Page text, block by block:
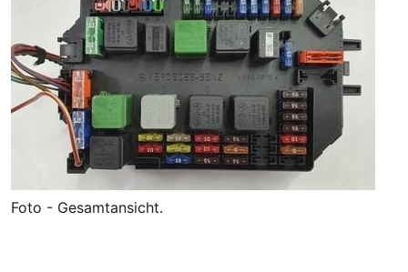
Foto - Gesamtansicht.